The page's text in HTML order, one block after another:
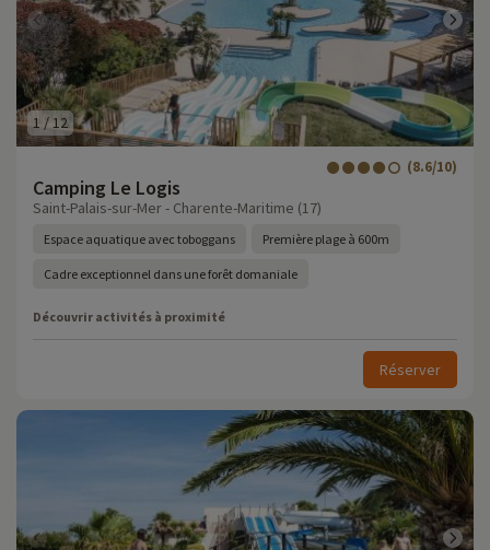
1 /12
Camping Le Logis
(8.6/10)
Saint-Palais-sur-Mer - Charente-Maritime (17)
Espace aquatique avec toboggans Première plage à 600m
Cadre exceptionnel dans une forêt domaniale
Découvrir activités à proximité
Réserver